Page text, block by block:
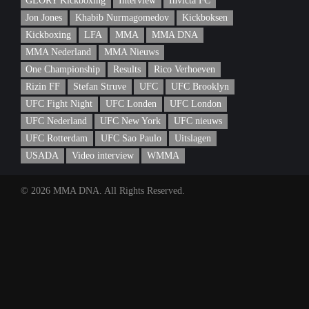
Jon Jones
Khabib Nurmagomedov
Kickboksen
Kickboxing
LFA MMA
MMA DNA
MMA Nederland
MMA Nieuws
One Championship
Results
Rico Verhoeven
Rizin FF
Stefan Struve UFC
UFC Brooklyn
UFC Fight Night
UFC Londen
UFC London
UFC Nederland
UFC New York
UFC nieuws
UFC Rotterdam
UFC Sao Paulo
Uitslagen
USADA
Video interview WMMA
© 2026 MMA DNA. All Rights Reserved.